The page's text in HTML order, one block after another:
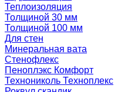
Теплоизоляция
Толщиной 30 мм
Толщиной 100 мм
Для стен
Минеральная вата
Стенофлекс
Пеноплэкс Комфорт
Технониколь Техноплекс